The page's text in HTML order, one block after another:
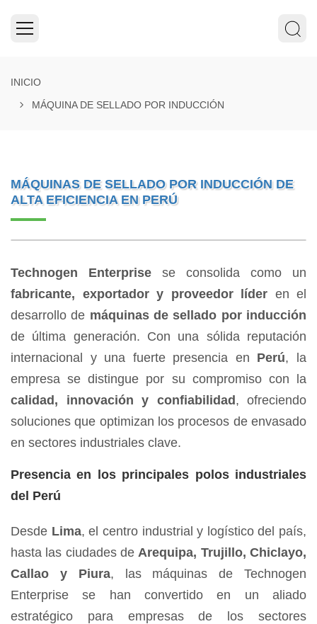
INICIO
MÁQUINA DE SELLADO POR INDUCCIÓN
MÁQUINAS DE SELLADO POR INDUCCIÓN DE
ALTA EFICIENCIA EN PERÚ
Technogen Enterprise se consolida como un
fabricante, exportador y proveedor líder en el
desarrollo de máquinas de sellado por inducción
de última generación. Con una sólida reputación
internacional y una fuerte presencia en Perú, la
empresa se distingue por su compromiso con la
calidad, innovación y confiabilidad , ofreciendo
soluciones que optimizan los procesos de envasado
en sectores industriales clave.
Presencia en los principales polos industriales
del Perú
Desde Lima, el centro industrial y logístico del país,
hasta las ciudades deArequipa, Trujillo, Chiclayo,
Callao y Piura, las máquinas de Technogen
Enterprise se han convertido en un aliado
estratégico para empresas de los sectores